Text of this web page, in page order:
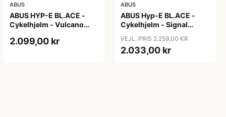
ABUS
ABUS HYP-E BL.ACE -
Cykelhjelm - Vulcano
2.099,00 kr
ABUS
ABUS Hyp-E BL.ACE -
Cykelhjelm - Signal
VEJL. PRIS 2.259,00 KR
2.033,00 kr